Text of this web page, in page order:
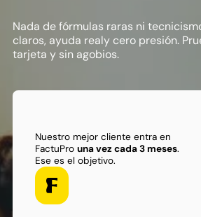
Nada de fórmulas raras ni
claros, ayuda realy cero presión.
tarjeta y sin agobios.
Nuestro mejor cliente entra en
FactuPro una vez cada 3 meses.
Ese es el objetivo.